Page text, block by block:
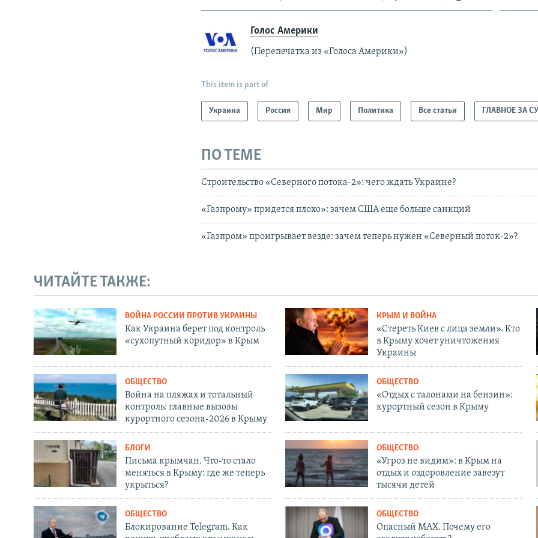
Голос Америки
(Перепечатка из «Голоса Америки»)
This item is part of
Украина Россия Мир Политика Все статьи ГЛАВНОЕ ЗА
ПО ТЕМЕ
Строительство «Северного потока-2»: чего ждать Украине?
«Газпрому» придется плохо»: зачем США еще больше санкций
«Газпром» проигрывает везде: зачем теперь нужен «Северный поток-2»?
ЧИТАЙТЕ ТАКЖЕ:
ВОЙНА РОССИИ ПРОТИВ УКРАИНЫ
Как Украина берет под контроль
«сухопутный коридор» в Крым
КРЫМ И ВОЙНА
«Стереть Киев с лица земли». Кто
в Крыму хочет уничтожения
Украины
ОБЩЕСТВО
Война на пляжах и тотальный
контроль: главные вызовы
курортного сезона-2026 в Крыму
ОБЩЕСТВО
«Отдых с талонами на бензин»:
курортный сезон в Крыму
БЛОГИ
Письма крымчан. Что-то стало
меняться в Крыму: где же теперь
укрыться?
ОБЩЕСТВО
«Угроз не видим»: в Крым на
отдых и оздоровление завезут
тысячи детей
ОБЩЕСТВО
Блокирование Telegram. Как
ОБЩЕСТВО
Опасный MAX. Почему его